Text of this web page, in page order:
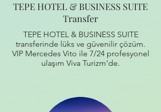
TEPE HOTEL & BUSINESS SUITE
Transfer
TEPE HOTEL & BUSINESS SUITE
transferinde lüks ve güvenilir çözüm.
VIP Mercedes Vito ile 7/24 profesyonel
ulaşım Viva Turizm'de.